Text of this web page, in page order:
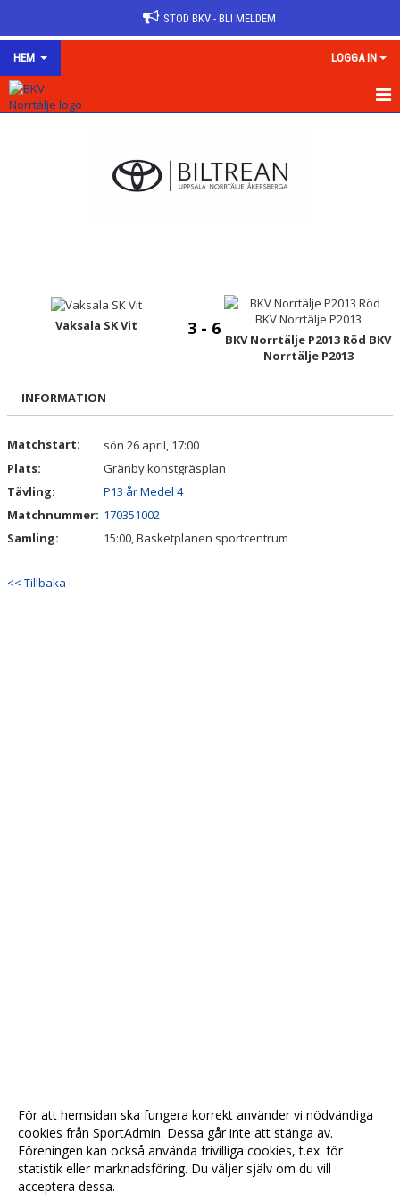
STÖD BKV - BLI MELDEM
HEM LOGGA IN
KALENDER
DOKUMENT
AVGIFTER BKV NORRTÄLJE
BOKA LOKAL/KONFERENS
WEBBSHOPEN
STOLTA SPONSORER
Vaksala SK Vit 3 - 6
BKV Norrtälje P2013 Röd BKV
Norrtälje P2013
INFORMATION
Matchstart:
sön 26 april, 17:00
Plats:
Gränby konstgräsplan
Tävling:
P13 år Medel 4
Matchnummer: 170351002
Samling:
15:00, Basketplanen sportcentrum
<< Tillbaka
För att hemsidan ska fungera korrekt använder vi nödvändiga
cookies från SportAdmin. Dessa går inte att stänga av.
Föreningen kan också använda frivilliga cookies, t.ex. för
statistik eller marknadsföring. Du väljer själv om du vill
acceptera dessa.